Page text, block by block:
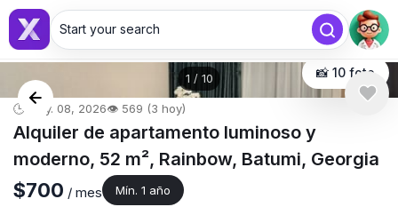
Start your search
1 / 10 📸 10 foto
🕒 may. 08, 2026👁️ 569 (3 hoy)
Alquiler de apartamento luminoso y
moderno, 52 m², Rainbow, Batumi, Georgia
$700 / mes Mín. 1 año